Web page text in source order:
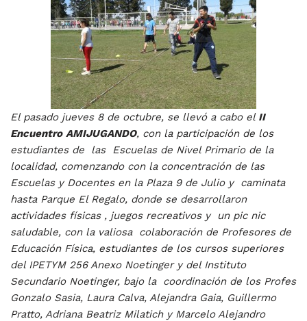
El pasado jueves 8 de octubre, se llevó a cabo el II
Encuentro AMIJUGANDO, con la participación de los
estudiantes de las Escuelas de Nivel Primario de la
localidad, comenzando conla concentración de las
Escuelas y Docentes en la Plaza 9 de Julio y caminata
hasta Parque El Regalo, donde se desarrollaron
actividades físicas , juegos recreativos y un pic nic
saludable, con la valiosa colaboración de Profesores de
Educación Física, estudiantes de los cursos superiores
del IPETYM 256 Anexo Noetinger y del Instituto
Secundario Noetinger, bajo la coordinación de los Profes
Gonzalo Sasia, Laura Calva, Alejandra Gaia, Guillermo
Pratto, Adriana Beatriz Milatich y Marcelo Alejandro